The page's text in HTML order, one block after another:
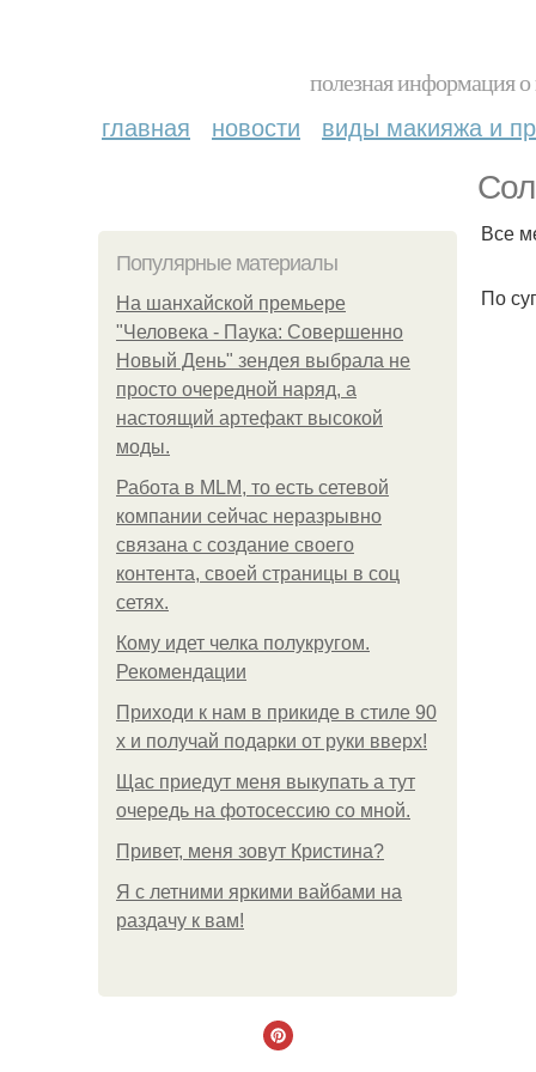
полезная информация
главная новости виды макияжа и
Популярные материалы
На шанхайской премьере
"Человека - Паука: Совершенно
Новый День" зендея выбрала не
просто очередной наряд, а
настоящий артефакт высокой
моды.
Работа в MLM, то есть сетевой
компании сейчас неразрывно
связана с создание своего
контента, своей страницы в соц
сетях.
Кому идет челка полукругом.
Рекомендации
Приходи к нам в прикиде в стиле 90
х и получай подарки от руки вверх!
Щас приедут меня выкупать а тут
очередь на фотосессию со мной.
Привет, меня зовут Кристина?
Я с летними яркими вайбами на
раздачу к вам!
Все
По